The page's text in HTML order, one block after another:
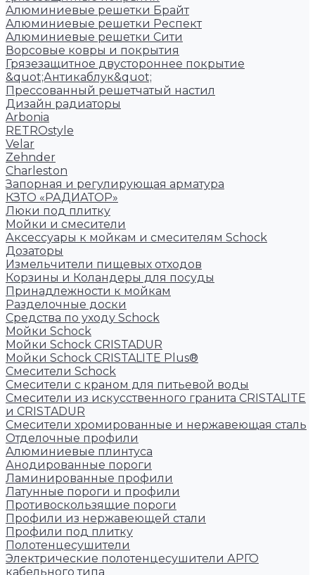
Алюминиевые решетки Брайт
Алюминиевые решетки Респект
Алюминиевые решетки Сити
Ворсовые ковры и покрытия
Грязезащитное двустороннее покрытие
&quot;Антикаблук&quot;
Прессованный решетчатый настил
Дизайн радиаторы
Arbonia
RETROstyle
Velar
Zehnder
Charleston
Запорная и регулирующая арматура
КЗТО «РАДИАТОР»
Люки под плитку
Мойки и смесители
Аксессуары к мойкам и смесителям Schock
Дозаторы
Измельчители пищевых отходов
Корзины и Коландеры для посуды
Принадлежности к мойкам
Разделочные доски
Средства по уходу Schock
Мойки Schock
Мойки Schock CRISTADUR
Мойки Schock CRISTALITE Plus®
Смесители Schock
Cмесители с краном для питьевой воды
Смесители из искуcственного гранита CRISTALITE
и CRISTADUR
Смесители хромированные и нержавеющая сталь
Отделочные профили
Алюминиевые плинтуса
Анодированные пороги
Ламинированные профили
Латунные пороги и профили
Противоскользящие пороги
Профили из нержавеющей стали
Профили под плитку
Полотенцесушители
Электрические полотенцесушители АРГО
кабельного типа